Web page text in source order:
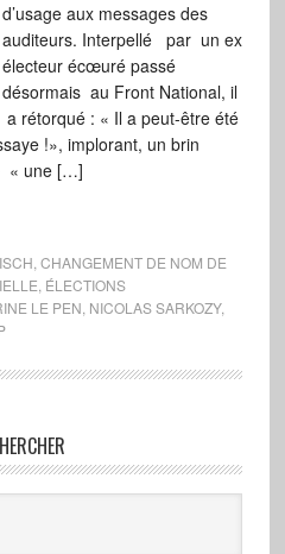
d’usage aux messages des
auditeurs. Interpellé par un ex
électeur écœuré passé
désormais au Front National, il
a rétorqué : « Il a peut-être été
!», implorant, un brin
« une […]
CHANGEMENT DE NOM DE
ÉLECTIONS
LE PEN NICOLAS SARKOZY,